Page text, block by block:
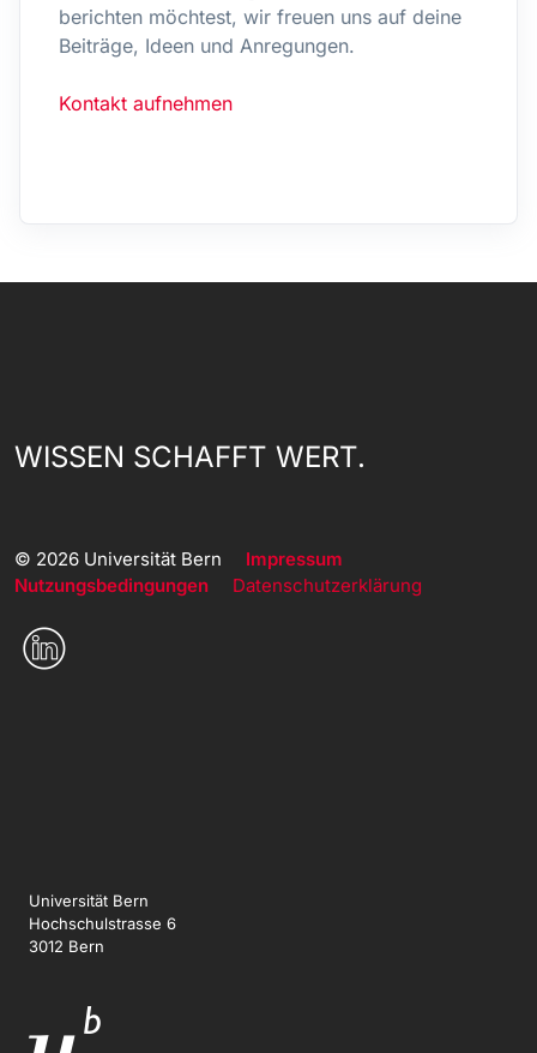
berichten möchtest, wir freuen uns auf deine
Beiträge, Ideen und Anregungen.
Kontakt aufnehmen
WISSEN SCHAFFT WERT.
© 2026 Universität Bern Impressum
Nutzungsbedingungen
Datenschutzerklärung
Universität Bern
Hochschulstrasse 6
3012 Bern